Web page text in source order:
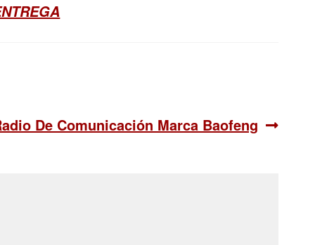
De Comunicación Marca Baofeng